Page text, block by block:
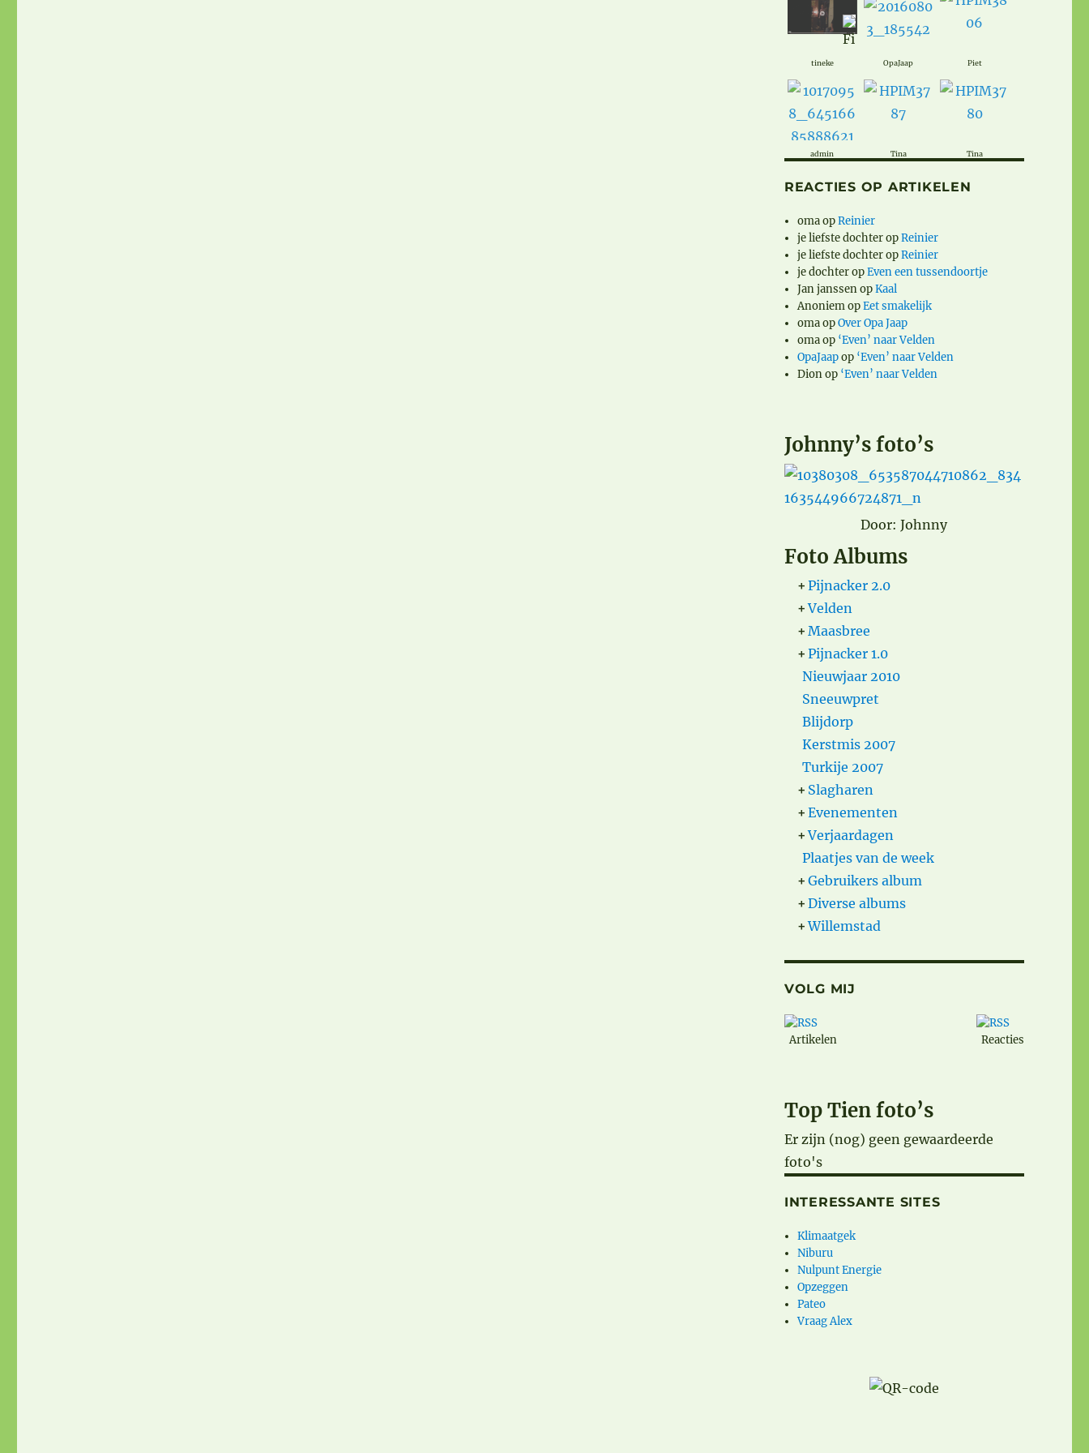
tineke OpaJaap Piet
admin Tina Tina
REACTIES OP ARTIKELEN
omaopReinier
je liefste dochteropReinier
je liefste dochteropReinier
je dochteropEven een tussendoortje
Jan janssenopKaal
AnoniemopEet smakelijk
omaopOver Opa Jaap
omaop ‘Even’ naar Velden
OpaJaapop ‘Even’ naar Velden
Dionop ‘Even’ naar Velden
Johnny’s foto’s
Door: Johnny
Foto Albums
+ Pijnacker 2.0
+Velden
+ Maasbree
+ Pijnacker 1.0
Nieuwjaar 2010
Sneeuwpret
Blijdorp
Kerstmis 2007
Turkije 2007
+ Slagharen
+ Evenementen
+Verjaardagen
Plaatjes van de week
+ Gebruikers album
+ Diverse albums
+Willemstad
VOLG MIJ
Artikelen Reacties
Top Tien foto’s
Er zijn (nog) geen gewaardeerde
foto's
INTERESSANTE SITES
Klimaatgek
Niburu
Nulpunt Energie
Opzeggen
Pateo
Vraag Alex